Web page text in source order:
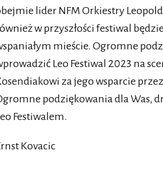
lider NFM Orkiestry
w przyszłości festiwal
mieście. Ogromne
Leo Festiwal 2023 na
za jego wsparcie
podziękowania dla Was,
Festiwalem.
Kovacic